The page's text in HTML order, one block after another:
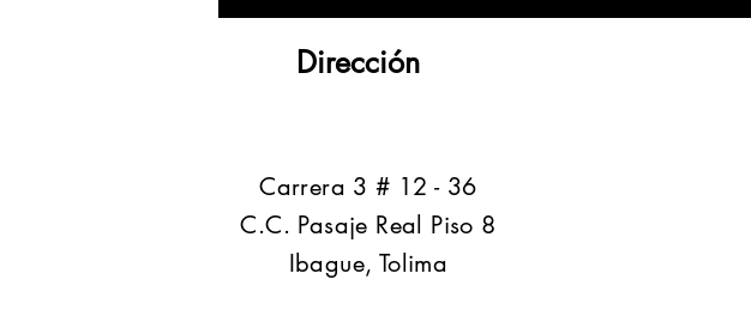
Dirección
​Carrera 3 # 12 - 36
C.C. Pasaje Real Piso 8
Ibague, Tolima